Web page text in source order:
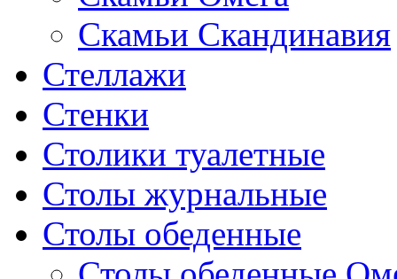
Скамьи Скандинавия
Стеллажи
Стенки
Столики туалетные
Столы журнальные
Столы обеденные